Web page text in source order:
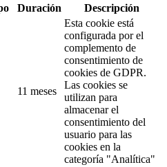
Duración Descripción
11 meses
Esta cookie está
configurada por el
complemento de
consentimiento de
cookies de GDPR.
Las cookies se
utilizan para
almacenar el
consentimiento del
usuario para las
cookies en la
categoría "Analítica"